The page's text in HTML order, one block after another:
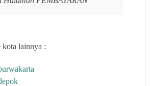
kota lainnya :